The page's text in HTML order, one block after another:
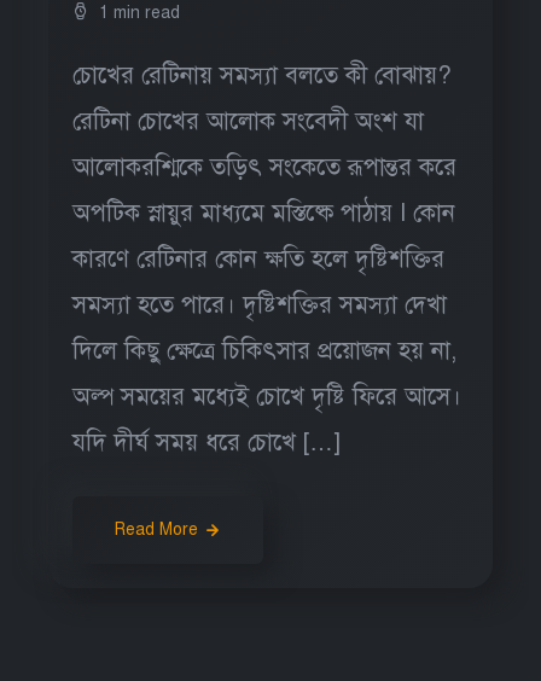
1 min read
চোখের রেটিনায় সমস্যা বলতে কী বোঝায়?
রেটিনা চোখের আলোক সংবেদী অংশ যা
আলোকরশ্মিকে তড়িৎ সংকেতে রূপান্তর করে
অপটিক স্নায়ুর মাধ্যমে মস্তিষ্কে পাঠায় I কোন
কারণে রেটিনার কোন ক্ষতি হলে দৃষ্টিশক্তির
সমস্যা হতে পারে। দৃষ্টিশক্তির সমস্যা দেখা
দিলে কিছু ক্ষেত্রে চিকিৎসার প্রয়োজন হয় না,
অল্প সময়ের মধ্যেই চোখে দৃষ্টি ফিরে আসে।
যদি দীর্ঘ সময় ধরে চোখে […]
Read More